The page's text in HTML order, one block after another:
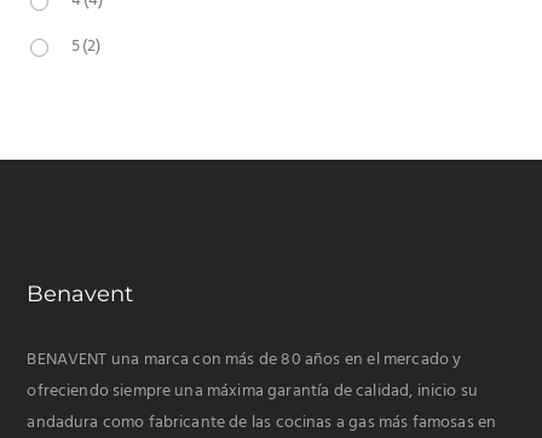
5(2)
Benavent
BENAVENT una marca con más de 80 años en el mercado y
ofreciendo siempre una máxima garantía de calidad, inicio su
andadura como fabricante de las cocinas a gas más famosas en